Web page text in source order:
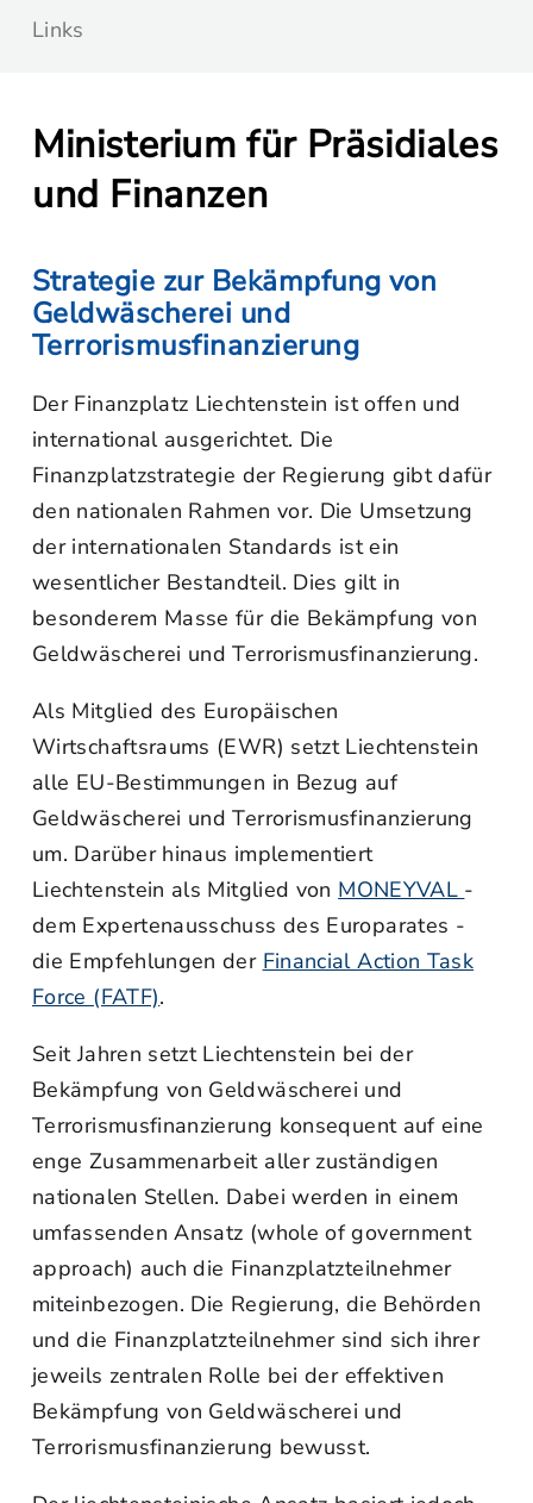
Links
Ministerium für Präsidiales
und Finanzen
Strategie zur Bekämpfung von
Geldwäscherei und
Terrorismusfinanzierung
Der Finanzplatz Liechtenstein ist offen und
international ausgerichtet. Die
Finanzplatzstrategie der Regierung gibt dafür
den nationalen Rahmen vor. Die Umsetzung
der internationalen Standards ist ein
wesentlicher Bestandteil. Dies gilt in
besonderem Masse für die Bekämpfung von
Geldwäscherei und Terrorismusfinanzierung.
Als Mitglied des Europäischen
Wirtschaftsraums (EWR) setzt Liechtenstein
alle EU-Bestimmungen in Bezug auf
Geldwäscherei und Terrorismusfinanzierung
um. Darüber hinaus implementiert
Liechtenstein als Mitglied von MONEYVAL -
dem Expertenausschuss des Europarates -
die Empfehlungen der Financial Action Task
Force (FATF).
Seit Jahren setzt Liechtenstein bei der
Bekämpfung von Geldwäscherei und
Terrorismusfinanzierung konsequent auf eine
enge Zusammenarbeit aller zuständigen
nationalen Stellen. Dabei werden in einem
umfassenden Ansatz (whole of government
approach) auch die Finanzplatzteilnehmer
miteinbezogen. Die Regierung, die Behörden
und die Finanzplatzteilnehmer sind sich ihrer
jeweils zentralen Rolle bei der effektiven
Bekämpfung von Geldwäscherei und
Terrorismusfinanzierung bewusst.